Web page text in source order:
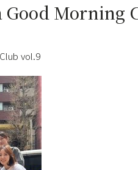
Good Morning
vol.9